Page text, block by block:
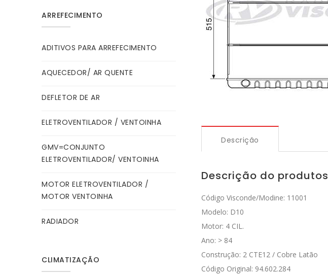
Descrição
Descrição do produtos
Código Visconde/Modine: 11001
Modelo: D10
Motor: 4 CIL.
Ano: > 84
Construção: 2 CTE12 / Cobre Latão
Código Original: 94.602.284
ARREFECIMENTO
ADITIVOS PARA ARREFECIMENTO
AQUECEDOR/ AR QUENTE
DEFLETOR DE AR
ELETROVENTILADOR / VENTOINHA
GMV=CONJUNTO
ELETROVENTILADOR/ VENTOINHA
MOTOR ELETROVENTILADOR /
MOTOR VENTOINHA
RADIADOR
CLIMATIZAÇÃO